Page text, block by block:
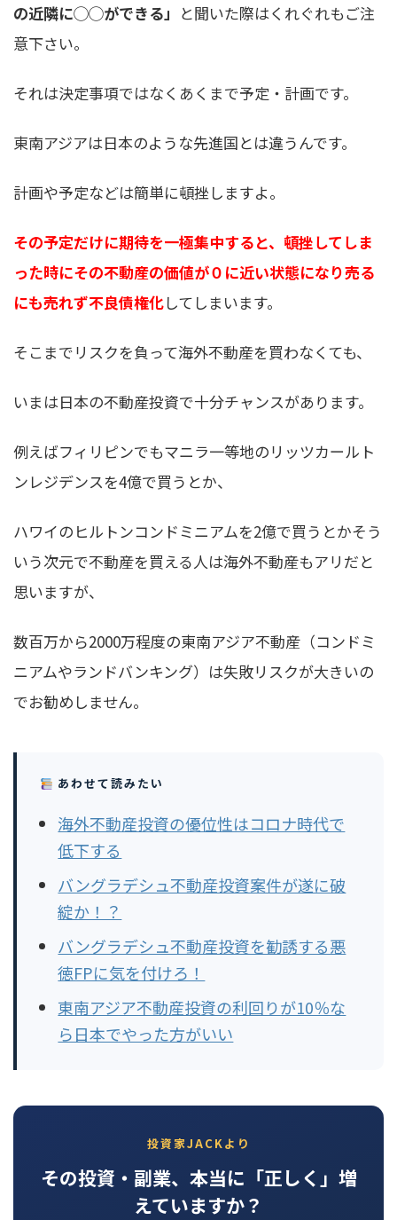
の近隣に◯◯ができる」 と聞いた際はくれぐれもご注
意下さい。
それは決定事項ではなくあくまで予定・計画です。
東南アジアは日本のような先進国とは違うんです。
計画や予定などは簡単に頓挫しますよ。
その予定だけに期待を一極集中すると、頓挫してしま
った時にその不動産の価値が０に近い状態になり売る
にも売れず不良債権化してしまいます。
そこまでリスクを負って海外不動産を買わなくても、
いまは日本の不動産投資で十分チャンスがあります。
例えばフィリピンでもマニラ一等地のリッツカールト
ンレジデンスを4億で買うとか、
ハワイのヒルトンコンドミニアムを2億で買うとかそう
いう次元で不動産を買える人は海外不動産もアリだと
思いますが、
数百万から2000万程度の東南アジア不動産（コンドミ
ニアムやランドバンキング）は失敗リスクが大きいの
でお勧めしません。
あわせて読みたい
海外不動産投資の優位性はコロナ時代で
低下する
バングラデシュ不動産投資案件が遂に破
綻か！？
バングラデシュ不動産投資を勧誘する悪
徳FPに気を付けろ！
東南アジア不動産投資の利回りが10％な
ら日本でやった方がいい
投資家JACKより
その投資・副業、本当に「正しく」増
えていますか？